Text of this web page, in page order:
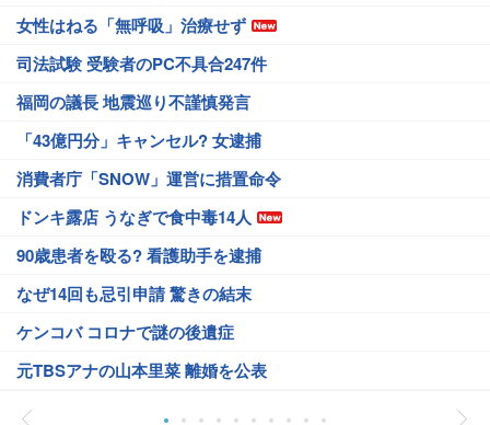
女性はねる「無呼吸」治療せず
司法試験 受験者のPC不具合247件
福岡の議長 地震巡り不謹慎発言
「43億円分」キャンセル? 女逮捕
消費者庁「SNOW」運営に措置命令
ドンキ露店 うなぎで食中毒14人
90歳患者を殴る? 看護助手を逮捕
なぜ14回も忌引申請 驚きの結末
ケンコバ コロナで謎の後遺症
元TBSアナの山本里菜 離婚を公表